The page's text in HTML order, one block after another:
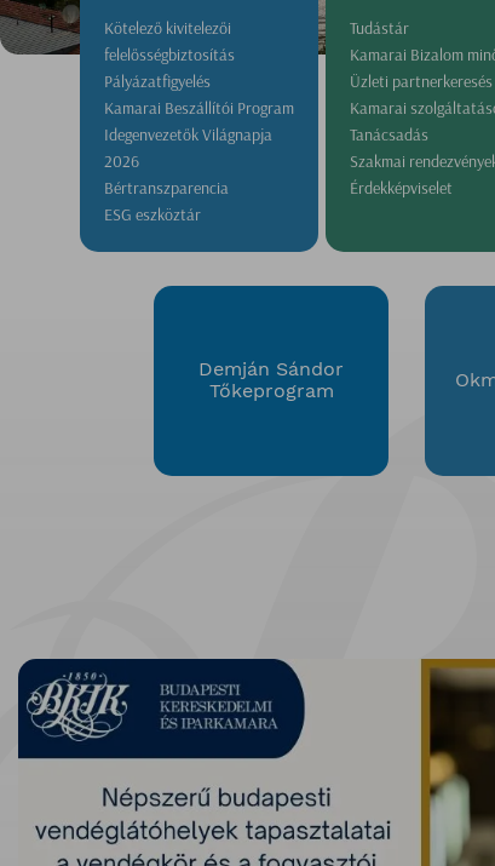
Kötelező kivitelezői
felelősségbiztosítás
Pályázatfigyelés
Kamarai Beszállítói Program
Idegenvezetők Világnapja
2026
Bértranszparencia
ESG eszköztár
Tudástár
Kamarai Bizalom
Üzleti partnerkeresés
Kamarai
Tanácsadás
Szakmai
Érdekképviselet
Demján Sándor
Tőkeprogram